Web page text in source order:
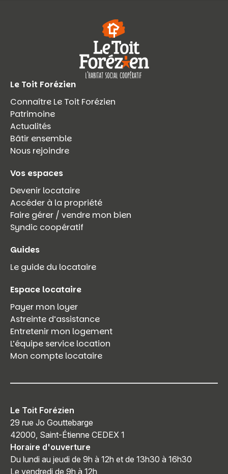
Le Toit Forézien
Connaître Le Toit Forézien
Patrimoine
Actualités
Bâtir ensemble
Nous rejoindre
Vos espaces
Devenir locataire
Accéder à la propriété
Faire gérer / vendre mon bien
Syndic coopératif
Guides
Le guide du locataire
Espace locataire
Payer mon loyer
Astreinte d’assistance
Entretenir mon logement
L’équipe service location
Mon compte locataire
Le Toit Forézien
29 rue Jo Gouttebarge
42000, Saint-Étienne CEDEX 1
Horaire d'ouverture
Du lundi au jeudi de 9h à 12h et de 13h30 à 16h30
Le vendredi de 9h à 12h